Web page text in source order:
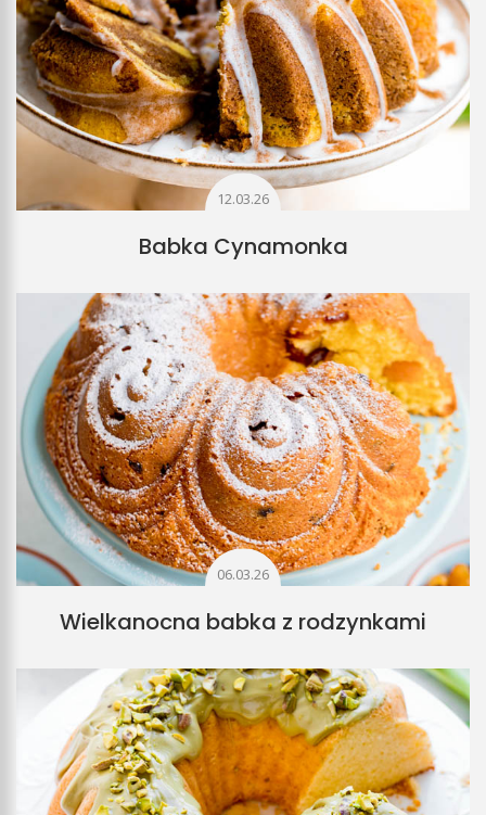
12.03.26
Babka Cynamonka
06.03.26
Wielkanocna babka z rodzynkami